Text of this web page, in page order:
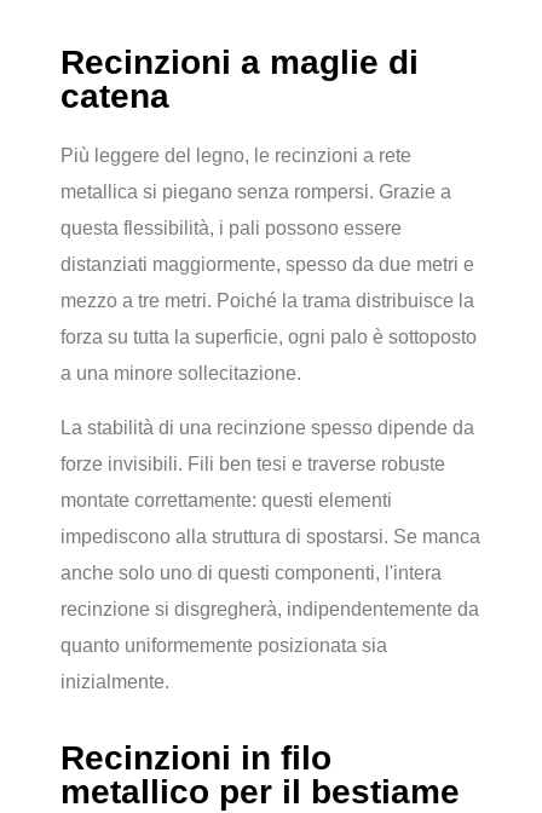
Recinzioni a maglie di
catena
Più leggere del legno, le recinzioni a rete
metallica si piegano senza rompersi. Grazie a
questa flessibilità, i pali possono essere
distanziati maggiormente, spesso da due metri e
mezzo a tre metri. Poiché la trama distribuisce la
forza su tutta la superficie, ogni palo è sottoposto
a una minore sollecitazione.
La stabilità di una recinzione spesso dipende da
forze invisibili. Fili ben tesi e traverse robuste
montate correttamente: questi elementi
impediscono alla struttura di spostarsi. Se manca
anche solo uno di questi componenti, l'intera
recinzione si disgregherà, indipendentemente da
quanto uniformemente posizionata sia
inizialmente.
Recinzioni in filo
metallico per il bestiame